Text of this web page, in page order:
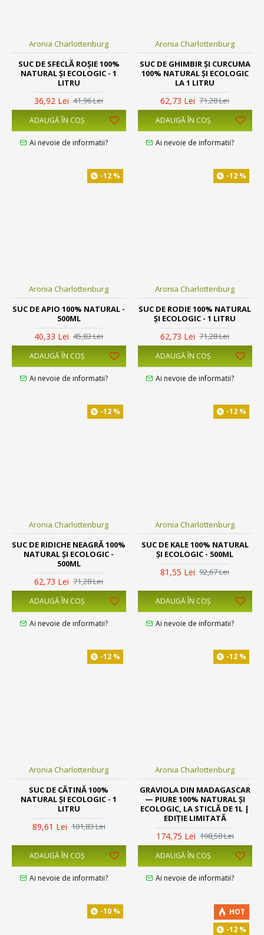
Aronia Charlottenburg
SUC DE SFECLĂ ROȘIE 100%
NATURAL ȘI ECOLOGIC - 1
LITRU
36,92 Lei 41,96 Lei
ADAUGĂ ÎN COŞ
Ai nevoie de informatii?
Aronia Charlottenburg
SUC DE GHIMBIR ȘI CURCUMA
100% NATURAL ȘI ECOLOGIC
LA 1 LITRU
62,73 Lei 71,28 Lei
ADAUGĂ ÎN COŞ
Ai nevoie de informatii?
-12 %
Aronia Charlottenburg
SUC DE APIO 100% NATURAL -
500ML
40,33 Lei 45,83 Lei
ADAUGĂ ÎN COŞ
Ai nevoie de informatii?
-12 %
Aronia Charlottenburg
SUC DE RODIE 100% NATURAL
ȘI ECOLOGIC - 1 LITRU
62,73 Lei 71,28 Lei
ADAUGĂ ÎN COŞ
Ai nevoie de informatii?
-12 %
Aronia Charlottenburg
SUC DE RIDICHE NEAGRĂ 100%
NATURAL ȘI ECOLOGIC -
500ML
62,73 Lei 71,28 Lei
ADAUGĂ ÎN COŞ
Ai nevoie de informatii?
-12 %
Aronia Charlottenburg
SUC DE KALE 100% NATURAL
ȘI ECOLOGIC - 500ML
81,55 Lei 92,67 Lei
ADAUGĂ ÎN COŞ
Ai nevoie de informatii?
-12 %
Aronia Charlottenburg
SUC DE CĂTINĂ 100%
NATURAL ȘI ECOLOGIC - 1
LITRU
89,61 Lei 101,83 Lei
ADAUGĂ ÎN COŞ
Ai nevoie de informatii?
-12 %
Aronia Charlottenburg
GRAVIOLA DIN MADAGASCAR
— PIURE 100% NATURAL ȘI
ECOLOGIC, LA STICLĂ DE 1L |
EDIȚIE LIMITATĂ
174,75 Lei 198,58 Lei
ADAUGĂ ÎN COŞ
Ai nevoie de informatii?
-10 %
HOT
-12 %